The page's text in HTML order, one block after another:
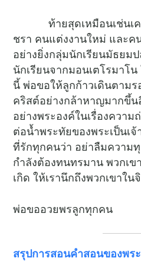
ท้ายสุดเหมือนเช่นเค
ชรา คนแต่งงานใหม่ และค
อย่างยิ่งกลุ่มนักเรียนมัธยม
นักเรียนจากมอนเตโรมาโ
นี้ พ่อขอให้ลูกก้าวเดินตามร
คริสต์อย่างกล้าหาญมากขึ้น
อย่างพระองค์ในเรื่องควา
ต่อน้ำพระทัยของพระเป็นเ
ที่รักทุกคนว่า อย่าลืมความ
กำลังต้องทนทรมาน พวกเ
เกิด ให้เรานึกถึงพวกเขาใ
พ่อขออวยพรลูกทุกคน
สรุปการสอนคำสอนของพร